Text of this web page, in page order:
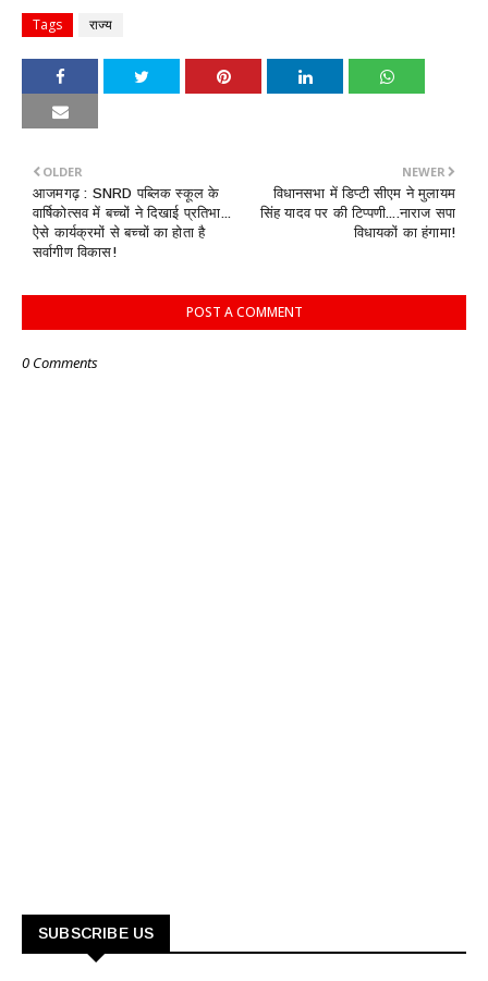
Tags राज्य
NEWER
विधानसभा में डिप्टी सीएम ने मुलायम
सिंह यादव पर की टिप्पणी....नाराज सपा
विधायकों का हंगामा!
OLDER
आजमगढ़ : SNRD पब्लिक स्कूल के
वार्षिकोत्सव में बच्चों ने दिखाई प्रतिभा...
ऐसे कार्यक्रमों से बच्चों का होता है
सर्वागीण विकास!
POST A COMMENT
0 Comments
SUBSCRIBE US